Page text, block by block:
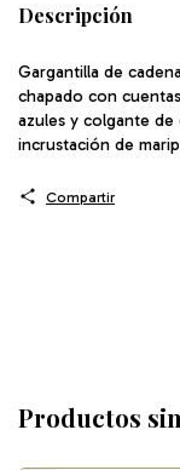
Descripción
Gargantilla de
chapado con
azules y colgante
incrustación de
Compartir
Productos